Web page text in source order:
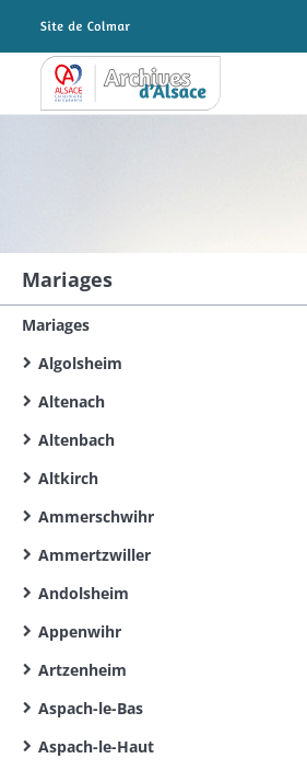
Archives Alsace - Colmar
Mariages
Mariages
Algolsheim
Altenach
Altenbach
Altkirch
Ammerschwihr
Ammertzwiller
Andolsheim
Appenwihr
Artzenheim
Aspach-le-Bas
Aspach-le-Haut